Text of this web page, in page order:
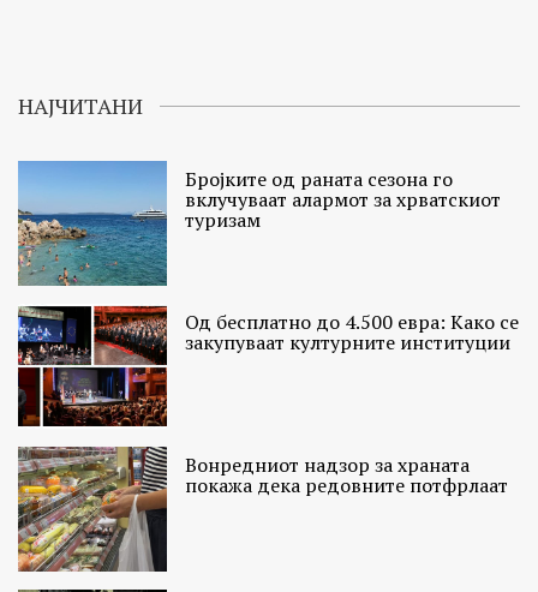
НАЈЧИТАНИ
Бројките од раната сезона го
вклучуваат алармот за хрватскиот
туризам
Од бесплатно до 4.500 евра: Како се
закупуваат културните институции
Вонредниот надзор за храната
покажа дека редовните потфрлаат